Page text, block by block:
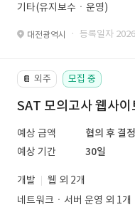
기타(유지보수ㆍ운영)
대전광역시 · 등록일자
📔 외주 모집 중
SAT 모의고사 웹사
예상 금액
협의 후 결정
예상 기간
30일
개발
웹 외 2개
네트워크ㆍ서버 운영 외 1개